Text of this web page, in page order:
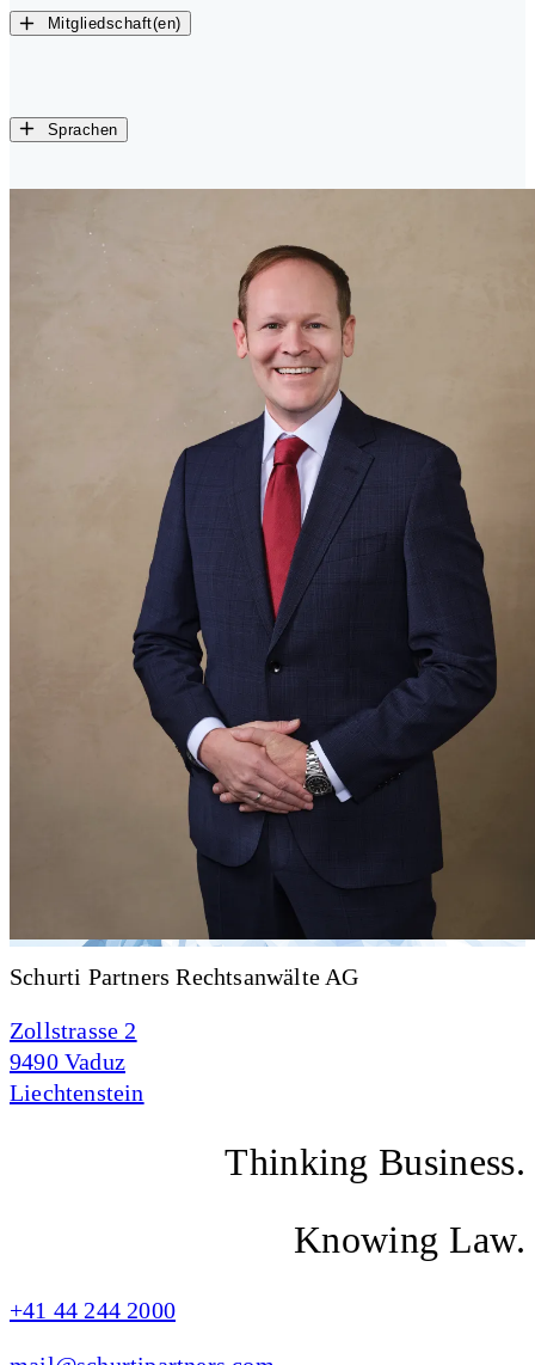
Mitgliedschaft(en)
Sprachen
Schurti Partners Rechtsanwälte AG
Zollstrasse 2
9490 Vaduz
Liechtenstein
Thinking Business.
Knowing Law.
+41 44 244 2000